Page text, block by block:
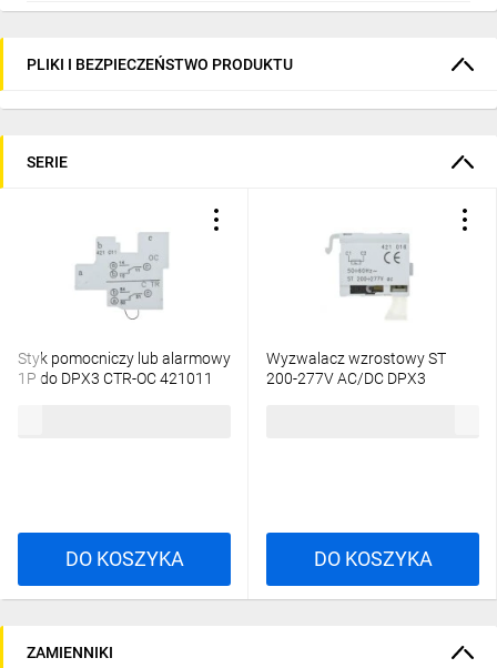
PLIKI I BEZPIECZEŃSTWO PRODUKTU
SERIE
Styk pomocniczy lub alarmowy
1P do DPX3 CTR-OC 421011
DO KOSZYKA
Wyzwalacz wzrostowy ST
200-277V AC/DC DPX3
DO KOSZYKA
ZAMIENNIKI